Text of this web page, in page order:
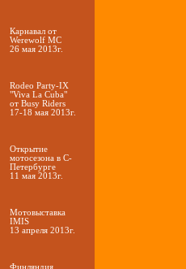
Карнавал от
Werewolf МС
26 мая 2013г.
Rodeo Party-IX
"Viva La Cuba"
от Busy Riders
17-18 мая 2013г.
Открытие
мотосезона в С-
Петербурге
11 мая 2013г.
Мотовыставка
IMIS
13 апреля 2013г.
Финляндия,